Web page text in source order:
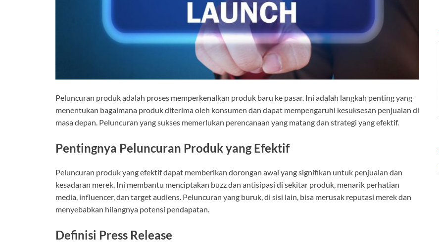
Peluncuran produk adalah proses memperkenalkan produk baru ke pasar. Ini adalah langkah penting yang
menentukan bagaimana produk diterima oleh konsumen dan dapat mempengaruhi kesuksesan penjualan di
masa depan. Peluncuran yang sukses memerlukan perencanaan yang matang dan strategi yang efektif.
Pentingnya Peluncuran Produk yang Efektif
Peluncuran produk yang efektif dapat memberikan dorongan awal yang signifikan untuk penjualan dan
kesadaran merek. Ini membantu menciptakan buzz dan antisipasi di sekitar produk, menarik perhatian
media, influencer, dan target audiens. Peluncuran yang buruk, di sisi lain, bisa merusak reputasi merek dan
menyebabkan hilangnya potensi pendapatan.
Definisi Press Release